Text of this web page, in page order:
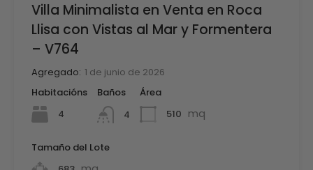
Villa Minimalista en Venta en Roca
Llisa con Vistas al Mar y Formentera
– V764
Agregado: 1 de junio de 2026
Habitacións
4
Baños
4
Área
510 mq
Tamaño del Lote